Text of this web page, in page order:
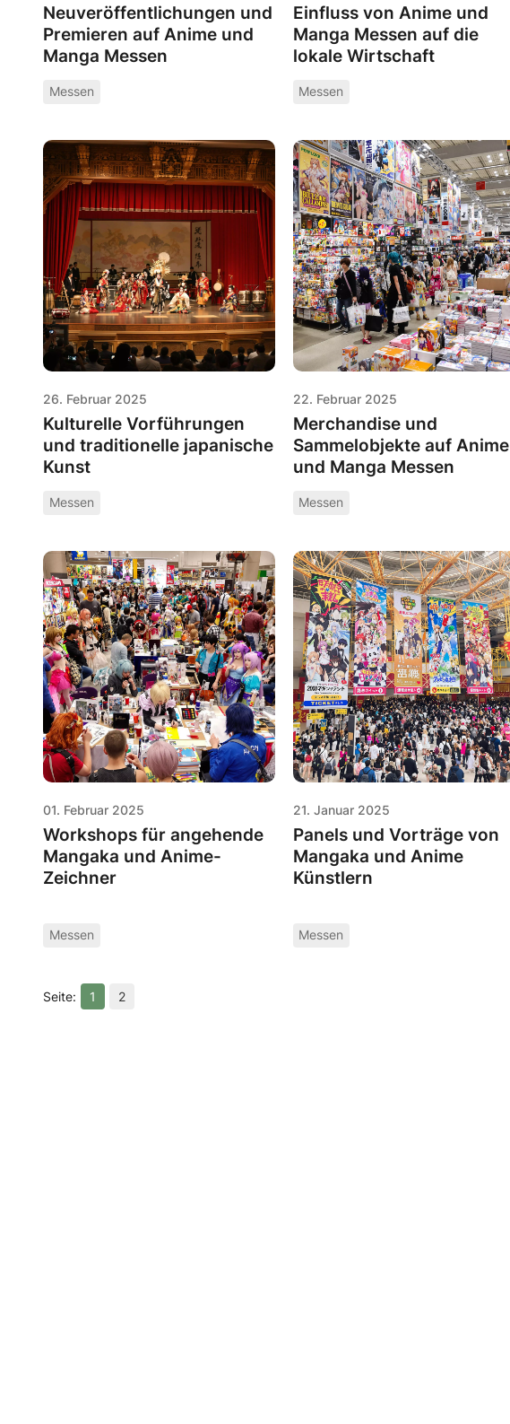
Neuveröffentlichungen und
Premieren auf Anime und
Manga Messen
Messen
Einfluss von Anime und
Manga Messen auf die
lokale Wirtschaft
Messen
26. Februar 2025
Kulturelle Vorführungen
und traditionelle japanische
Kunst
Messen
22. Februar 2025
Merchandise und
Sammelobjekte auf Anime
und Manga Messen
Messen
01. Februar 2025
Workshops für angehende
Mangaka und Anime-
Zeichner
Messen
21. Januar 2025
Panels und Vorträge von
Mangaka und Anime
Künstlern
Messen
1 2